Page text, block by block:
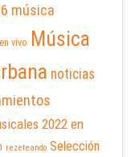
música
vivo Música
noticias
2022 en
rezeteando Selección